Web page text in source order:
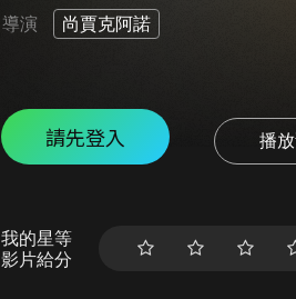
導演 尚賈克阿諾
請先登入 播
我的星等
影片給分